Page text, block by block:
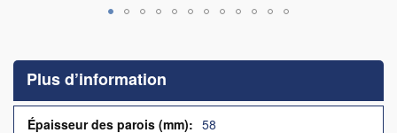
the
beginning
of
the
Plus d’information
Plus
58